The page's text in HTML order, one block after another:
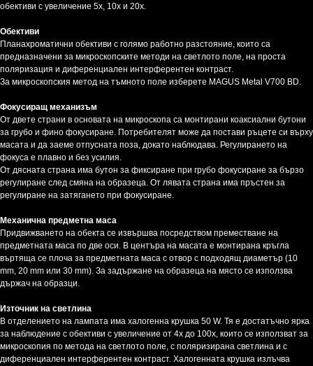
обективи с увеличение 5x, 10x и 20x.
Обективи
Планахроматични обективи с голямо работно разстояние, които са
предназначени за микроскопските методи на светлото поле, на проста
поляризация и диференциален интерферентен контраст.
За микроскопския метод на тъмното поле изберете MAGUS Metal V700 BD.
Фокусиращ механизъм
От двете страни в основата на микроскопа са монтирани коаксиални бутони
за грубо и фино фокусиране. Потребителят може да постави ръцете си върху
масата и да заеме отпусната поза, докато наблюдава. Регулирането на
фокуса е плавно и без усилия.
От дясната страна има бутон за фиксиране при грубо фокусиране за бързо
регулиране след смяна на образеца. От лявата страна има пръстен за
регулиране на затягането при фокусиране.
Механична предметна маса
Придвижването на обекта се извършва посредством преместване на
предметната маса по две оси. В центъра на масата е монтирана кръгла
въртяща се плоча за предметната маса с отвор с подходящ диаметър (10
mm, 20 mm или 30 mm). За задържане на образеца на място се използва
държач на образци.
Източник на светлина
В отделението на лампата има халогенна крушка 50 W. Тя е достатъчно ярка
за наблюдение с обективи с увеличение от 4x до 100x, които се използват за
микроскопия по метода на светлото поле, с поляризирана светлина и с
диференциален интерферентен контраст. Халогенната крушка излъчва